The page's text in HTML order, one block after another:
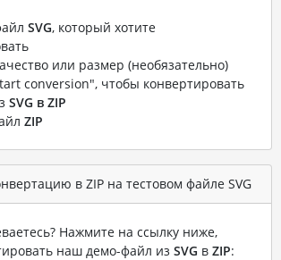
SVG, который хотите
или размер (необязательно)
conversion", чтобы конвертировать
SVG в ZIP
ZIP
в ZIP на тестовом файле SVG
Нажмите на ссылку ниже,
наш демо-файл из SVG в ZIP: